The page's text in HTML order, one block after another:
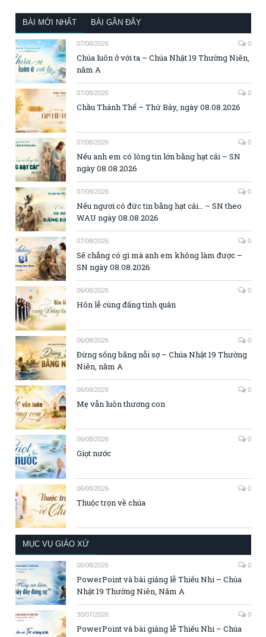
BÀI MỚI NHẤT BÀI GẦN ĐÂY
07/08/2026 0
Chúa luôn ở với ta – Chúa Nhật 19 Thường Niên,
năm A
07/08/2026 0
Chầu Thánh Thể – Thứ Bảy, ngày 08.08.2026
07/08/2026 0
Nếu anh em có lòng tin lớn bằng hạt cải – SN
ngày 08.08.2026
07/08/2026 0
Nếu ngươi có đức tin bằng hạt cải… – SN theo
WAU ngày 08.08.2026
07/08/2026 0
Sẽ chẳng có gì mà anh em không làm được –
SN ngày 08.08.2026
06/08/2026 0
Hôn lễ cùng đấng tình quân
06/08/2026 0
Đừng sống bằng nỗi sợ – Chúa Nhật 19 Thường
Niên, năm A
06/08/2026 0
Mẹ vẫn luôn thương con
06/08/2026 0
Giọt nước
06/08/2026 0
Thuộc trọn về chúa
MỤC VỤ GIÁO XỨ
06/08/2026 0
PowerPoint và bài giảng lễ Thiếu Nhi – Chúa
Nhật 19 Thường Niên, Năm A
30/07/2026 0
PowerPoint và bài giảng lễ Thiếu Nhi – Chúa